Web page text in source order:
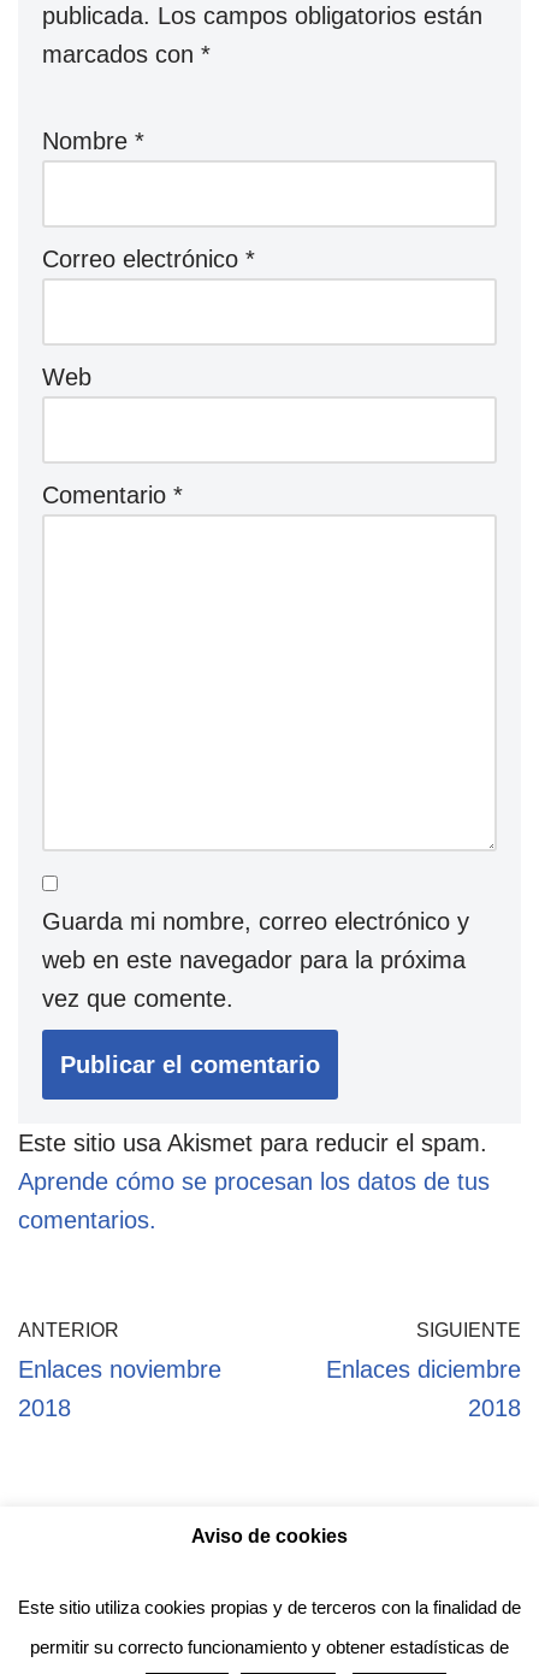
publicada. Los campos obligatorios están
marcados con *
Nombre *
Correo electrónico *
Web
Comentario *
Guarda mi nombre, correo electrónico y
web en este navegador para la próxima
vez que comente.
Este sitio usa Akismet para reducir el spam.
Aprende cómo se procesan los datos de tus
comentarios.
ANTERIOR
Enlaces noviembre
2018
SIGUIENTE
Enlaces diciembre
2018
Política de Cookies
Anotado funciona gracias a
Aviso de cookies
Este sitio utiliza cookies propias y de terceros con la finalidad de
permitir su correcto funcionamiento y obtener estadísticas de